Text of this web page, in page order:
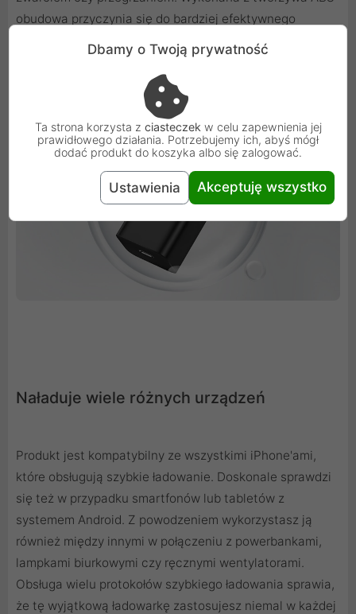
obudowa przyczynia się do bardziej efektywnego
rozprowadzania ciepła, chroniąc Cię przed poparzeniem
i zapobiegając zniszczeniu ładowarki.
Naładuje wiele różnych urządzeń
Produkt jest kompatybilny ze wszystkimi iPhone'ami,
które obsługują szybkie ładowanie. Doskonale sprawdzi
się też w przypadku smartfonów lub tabletów z
systemem Android. Z powodzeniem wykorzystasz ją
również między innymi w połączeniu z powerbankami,
lampkami biurkowymi czy ręcznymi wentylatorami.
Obsługa wielu protokołów szybkiego ładowania sprawia,
że tę wyjątkową ładowarkę zastosujesz niemal w każdej
Dbamy o Twoją prywatność
Ta strona korzysta z ciasteczek w celu zapewnienia jej
prawidłowego działania. Potrzebujemy ich, abyś mógł
dodać produkt do koszyka albo się zalogować.
Ustawienia Akceptuję wszystko